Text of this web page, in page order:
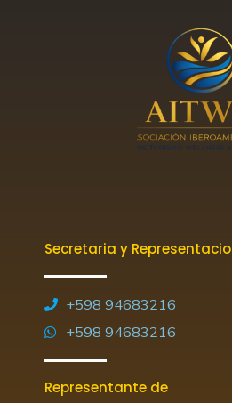
Secretaria y
+598 94683216
+598 94683216
Representante de